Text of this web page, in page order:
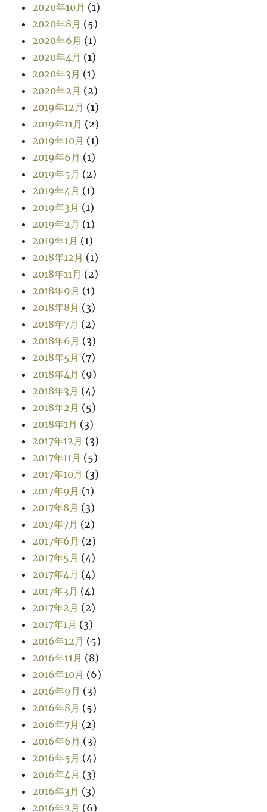
2020年10月 (1)
2020年8月 (5)
2020年6月 (1)
2020年4月 (1)
2020年3月 (1)
2020年2月 (2)
2019年12月 (1)
2019年11月 (2)
2019年10月 (1)
2019年6月 (1)
2019年5月 (2)
2019年4月 (1)
2019年3月 (1)
2019年2月 (1)
2019年1月 (1)
2018年12月 (1)
2018年11月 (2)
2018年9月 (1)
2018年8月 (3)
2018年7月 (2)
2018年6月 (3)
2018年5月 (7)
2018年4月 (9)
2018年3月 (4)
2018年2月 (5)
2018年1月 (3)
2017年12月 (3)
2017年11月 (5)
2017年10月 (3)
2017年9月 (1)
2017年8月 (3)
2017年7月 (2)
2017年6月 (2)
2017年5月 (4)
2017年4月 (4)
2017年3月 (4)
2017年2月 (2)
2017年1月 (3)
2016年12月 (5)
2016年11月 (8)
2016年10月 (6)
2016年9月 (3)
2016年8月 (5)
2016年7月 (2)
2016年6月 (3)
2016年5月 (4)
2016年4月 (3)
2016年3月 (3)
2016年2月 (6)